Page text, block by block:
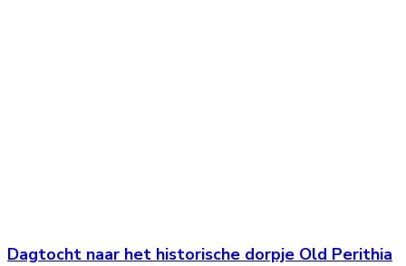
Dagtocht naar het historische dorpje Old Perithia